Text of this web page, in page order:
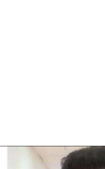
Íñigo Errejón: “Hay